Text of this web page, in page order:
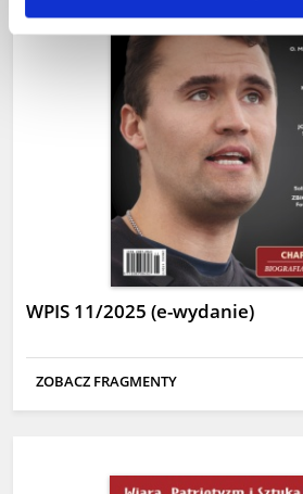
WPIS 11/2025 (e-wydanie)
ZOBACZ FRAGMENTY